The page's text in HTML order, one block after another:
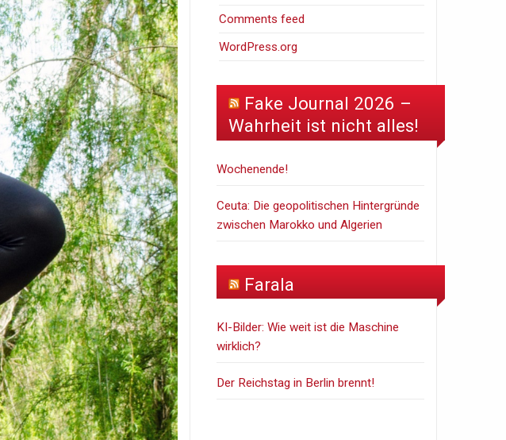
Comments feed
WordPress.org
Fake Journal 2026 –
Wahrheit ist nicht alles!
Wochenende!
Ceuta: Die geopolitischen Hintergründe
zwischen Marokko und Algerien
Farala
KI-Bilder: Wie weit ist die Maschine
wirklich?
Der Reichstag in Berlin brennt!